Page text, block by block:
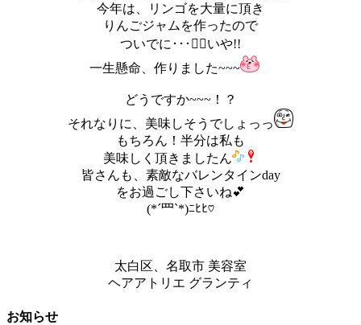
今年は、リンゴを大量に頂き
りんごジャムを作ったので
ついでに･･･笑⃝いや!!
一生懸命、作りました~~~
どうですか~~~！？
それなりに、美味しそうでしょっっ
もちろん！半分は私も
美味しく頂きましたん
皆さんも、素敵なバレンタインday
をお過ごし下さいね💕
(*´罒`*)ﾆﾋﾋ♡
太白区、名取市 美容室
ヘアアトリエ グランティ
お知らせ